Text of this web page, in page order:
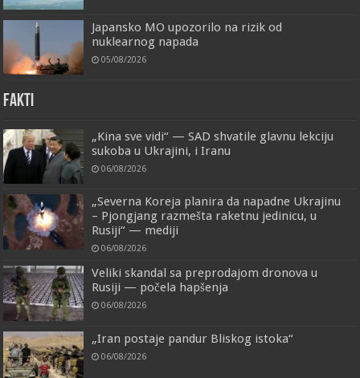
Japansko MO upozorilo na rizik od
nuklearnog napada
05/08/2026
FAKTI
„Kina sve vidi“ — SAD shvatile glavnu lekciju
sukoba u Ukrajini, i Iranu
06/08/2026
„Severna Koreja planira da napadne Ukrajinu
– Pjongjang razmešta raketnu jedinicu, u
Rusiji“ — mediji
06/08/2026
Veliki skandal sa preprodajom dronova u
Rusiji — počela hapšenja
06/08/2026
„Iran postaje pandur Bliskog istoka“
06/08/2026